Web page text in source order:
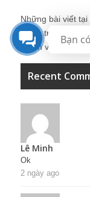
Những bài viết
Quản trị Nhân sự
thành viên khác
Recent
Lê Minh
Ok
2 ngày ago
Bạn